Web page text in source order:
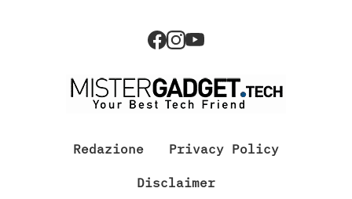
Redazione Privacy Policy
Disclaimer